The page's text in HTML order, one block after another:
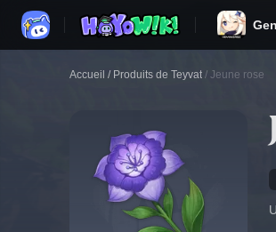
Accueil / Produits de Teyvat / Jeune rose